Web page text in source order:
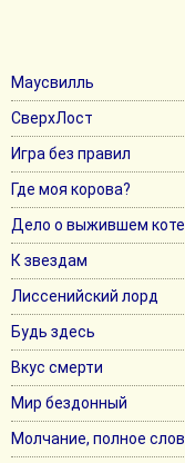
Маусвилль
СверхЛост
Игра без правил
Где моя корова?
Дело о выжившем коте
К звездам
Лиссенийский лорд
Будь здесь
Вкус смерти
Мир бездонный
Молчание, полное слов